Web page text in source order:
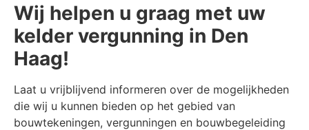
Wij helpen u graag met uw
kelder vergunning in Den
Haag!
Laat u vrijblijvend informeren over de mogelijkheden
die wij u kunnen bieden op het gebied van
bouwtekeningen, vergunningen en bouwbegeleiding